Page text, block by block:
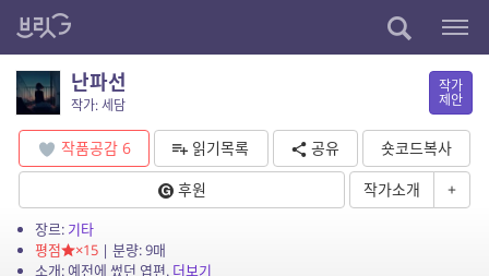
난파선
작가: 세담
작가
제안
작품공감 6 읽기목록 공유
숏코드복사
후원
작가소개 +
장르: 기타
평점
×15| 분량: 9매
소개: 예전에 썼던 엽편. 더보기